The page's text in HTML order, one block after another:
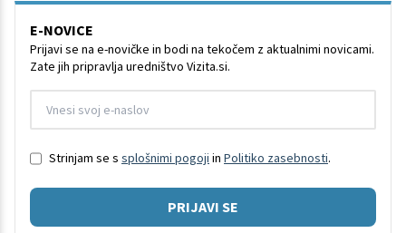
E-NOVICE
Prijavi se na e-novičke in bodi na tekočem z aktualnimi novicami.
Zate jih pripravlja uredništvo Vizita.si.
Strinjam se s splošnimi pogoji in Politiko zasebnosti.
PRIJAVI SE